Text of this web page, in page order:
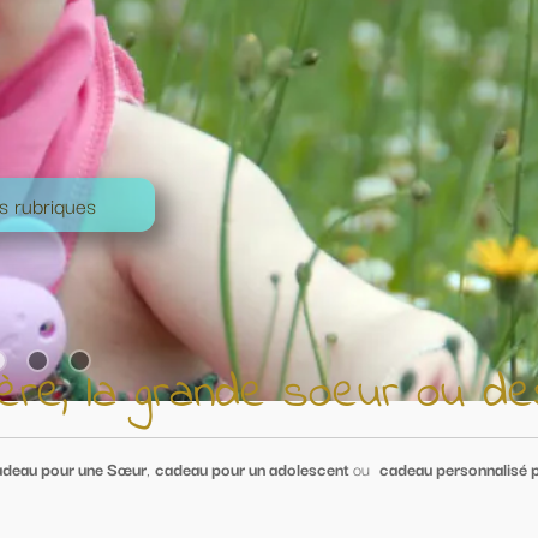
ou des ados
oucadeau personnalisé pour un ami